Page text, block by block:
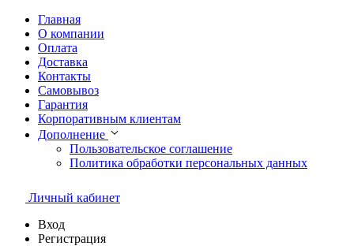
Главная
О компании
Оплата
Доставка
Контакты
Самовывоз
Гарантия
Корпоративным клиентам
Дополнение
Пользовательское соглашение
Политика обработки персональных данных
Личный кабинет
Вход
Регистрация